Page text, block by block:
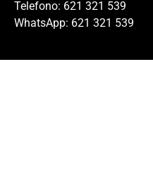
Telefono: 621 321 539
WhatsApp: 621 321 539